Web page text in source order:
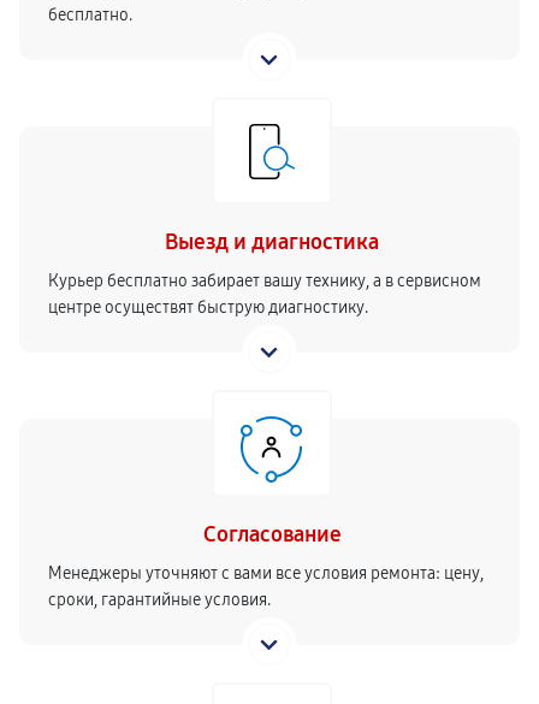
бесплатно.
Выезд и диагностика
Курьер бесплатно забирает вашу технику, а в сервисном
центре осуществят быструю диагностику.
Согласование
Менеджеры уточняют с вами все условия ремонта: цену,
сроки, гарантийные условия.